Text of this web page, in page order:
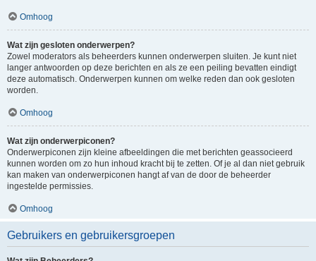
Omhoog
Wat zijn gesloten onderwerpen?
Zowel moderators als beheerders kunnen onderwerpen sluiten. Je kunt niet
langer antwoorden op deze berichten en als ze een peiling bevatten eindigt
deze automatisch. Onderwerpen kunnen om welke reden dan ook gesloten
worden.
Omhoog
Wat zijn onderwerpiconen?
Onderwerpiconen zijn kleine afbeeldingen die met berichten geassocieerd
kunnen worden om zo hun inhoud kracht bij te zetten. Of je al dan niet gebruik
kan maken van onderwerpiconen hangt af van de door de beheerder
ingestelde permissies.
Omhoog
Gebruikers en gebruikersgroepen